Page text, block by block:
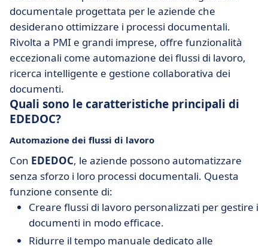
documentale progettata per le aziende che
desiderano ottimizzare i processi documentali.
Rivolta a PMI e grandi imprese, offre funzionalità
eccezionali come automazione dei flussi di lavoro,
ricerca intelligente e gestione collaborativa dei
documenti.
Quali sono le caratteristiche principali di
EDEDOC?
Automazione dei flussi di lavoro
Con EDEDOC, le aziende possono automatizzare
senza sforzo i loro processi documentali. Questa
funzione consente di:
Creare flussi di lavoro personalizzati per gestire i
documenti in modo efficace.
Ridurre il tempo manuale dedicato alle